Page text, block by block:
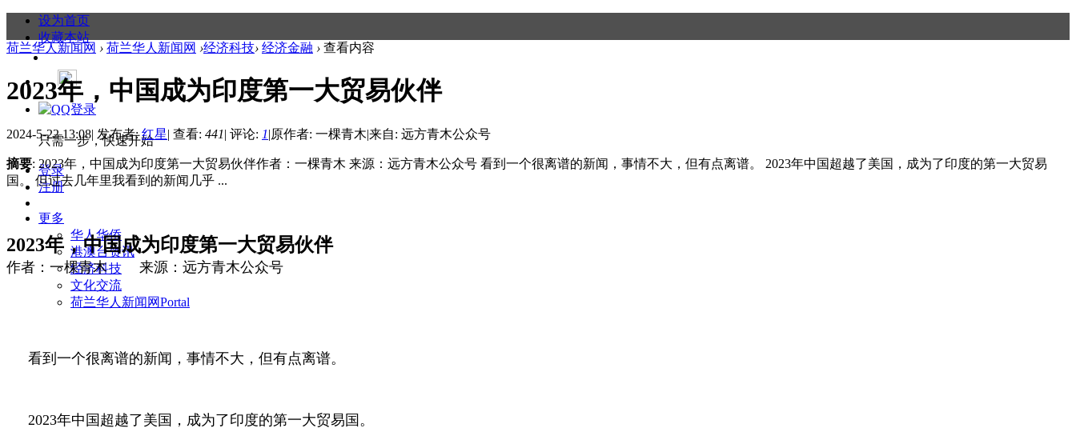
设为首页
收藏本站
只需一步，快速开始
登录
注册
更多
华人华侨
港澳台资讯
经济科技
文化交流
荷兰华人新闻网Portal
荷兰华人新闻网 › 荷兰华人新闻网 ›经济科技› 经济金融 › 查看内容
2023年，中国成为印度第一大贸易伙伴
2024-5-22 13:08| 发布者:红星| 查看: 441| 评论: 1|原作者: 一棵青木|来自: 远方青木公众号
摘要: 2023年，中国成为印度第一大贸易伙伴作者：一棵青木 来源：远方青木公众号 看到一个很离谱的新闻，事情不大，但有点离谱。 2023年中国超越了美国，成为了印度的第一大贸易
国。 但过去几年里我看到的新闻几乎 ...
2023年，中国成为印度第一大贸易伙伴
作者：一棵青木 来源：远方青木公众号
看到一个很离谱的新闻，事情不大，但有点离谱。
2023年中国超越了美国，成为了印度的第一大贸易国。